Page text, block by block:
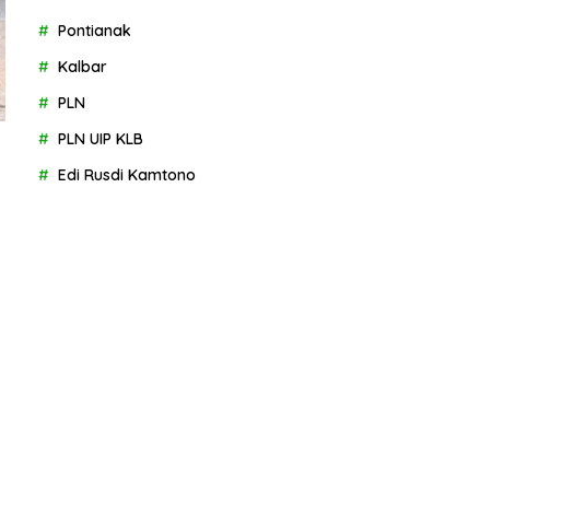
Pontianak
Kalbar
PLN
PLN UIP KLB
Edi Rusdi Kamtono